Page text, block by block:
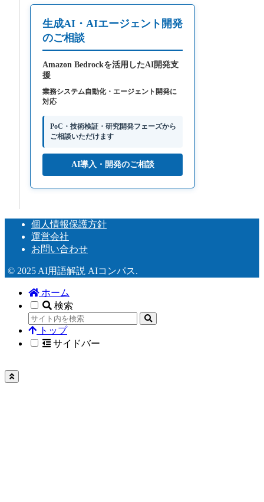
生成AI・AIエージェント開発
のご相談
Amazon Bedrockを活用したAI開発支
援
業務システム自動化・エージェント開発に
対応
PoC・技術検証・研究開発フェーズから
ご相談いただけます
AI導入・開発のご相談
個人情報保護方針
運営会社
お問い合わせ
© 2025 AI用語解説 AIコンパス.
ホーム
検索
トップ
サイドバー